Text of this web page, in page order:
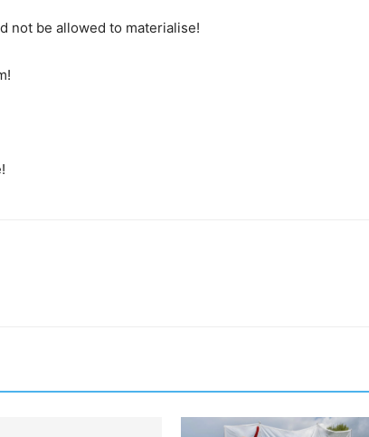
not be allowed to materialise!